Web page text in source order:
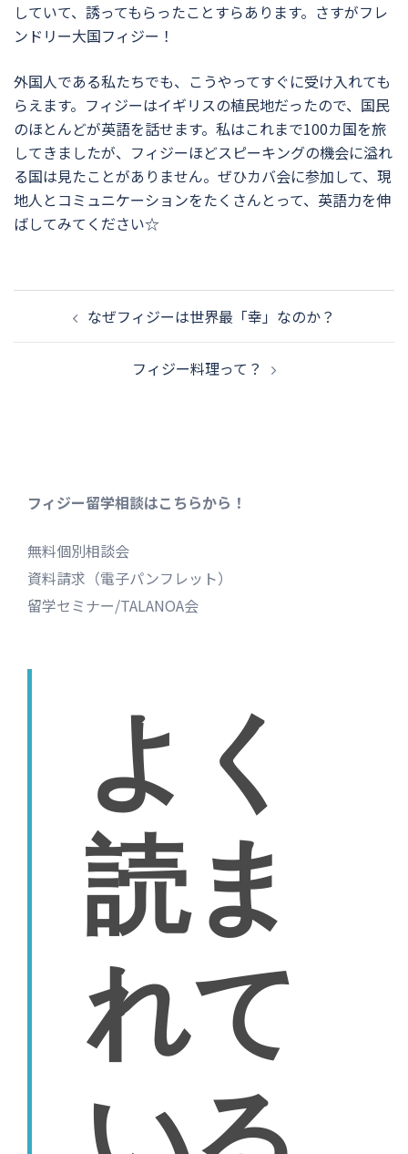
していて、誘ってもらったことすらあります。さすがフレ
ンドリー大国フィジー！
外国人である私たちでも、こうやってすぐに受け入れても
らえます。フィジーはイギリスの植民地だったので、国民
のほとんどが英語を話せます。私はこれまで100カ国を旅
してきましたが、フィジーほどスピーキングの機会に溢れ
る国は見たことがありません。ぜひカバ会に参加して、現
地人とコミュニケーションをたくさんとって、英語力を伸
ばしてみてください☆
投
ナ
なぜフィジーは世界最「幸」なのか？
フィジー料理って？
フィジー留学相談はこちらから！
無料個別相談会
資料請求（電子パンフレット）
留学セミナー/TALANOA会
よく
読ま
れて